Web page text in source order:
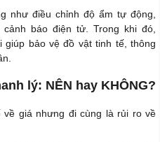
như điều chỉnh độ ẩm tự động,
báo điện tử. Trong khi đó,
bảo vệ đồ vật tinh tế, thông
lý: NÊN hay KHÔNG?
giá nhưng đi cùng là rủi ro về